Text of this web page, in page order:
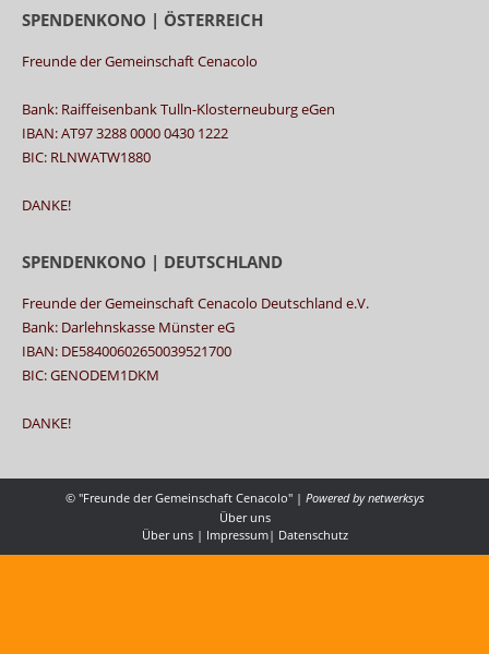
SPENDENKONO | ÖSTERREICH
Freunde der Gemeinschaft Cenacolo
Bank: Raiffeisenbank Tulln-Klosterneuburg eGen
IBAN: AT97 3288 0000 0430 1222
BIC: RLNWATW1880
DANKE!
SPENDENKONO | DEUTSCHLAND
Freunde der Gemeinschaft Cenacolo Deutschland e.V.
Bank: Darlehnskasse Münster eG
IBAN: DE58400602650039521700
BIC: GENODEM1DKM
DANKE!
© "Freunde der Gemeinschaft Cenacolo" | Powered bynetwerksys
Über uns
Über uns| Impressum| Datenschutz